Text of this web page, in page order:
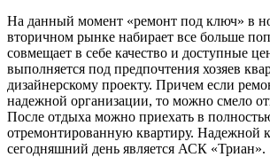
На данный момент «ремонт под ключ» в
вторичном рынке набирает все больше
совмещает в себе качество и доступные
выполняется под предпочтения хозяев
дизайнерскому проекту. Причем если
надежной организации, то можно смело
После отдыха можно приехать в
отремонтированную квартиру. Надежной
сегодняшний день является АСК «Триан».